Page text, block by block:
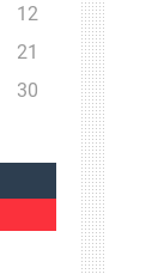
12
21
30